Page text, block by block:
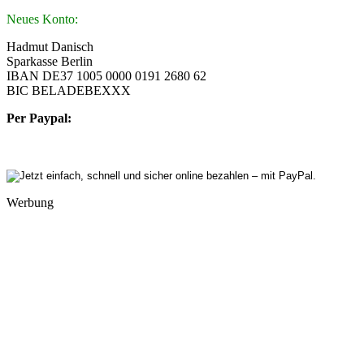
Neues Konto:
Hadmut Danisch
Sparkasse Berlin
IBAN DE37 1005 0000 0191 2680 62
BIC BELADEBEXXX
Per Paypal:
Werbung